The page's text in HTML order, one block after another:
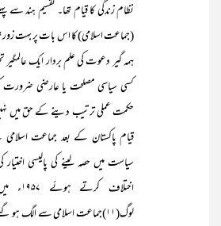
نظام زندگی کا قیام تھا۔ تقسیم ہند
(جماعت اسلامی) کا اس بات پر بہت زور
ہمہ گیر دعوت کی علم بردار ایک
کسی سیاسی مصلحت یا عارضی ضرورت
حکمت عملی ترتیب دینے کے حق میں
قیام پاکستان کے بعد جماعت
سیاست میں حصہ لینے کی پالیسی
اختلاف
لوگ(۱۱)جماعت اسلامی سے الگ ہو